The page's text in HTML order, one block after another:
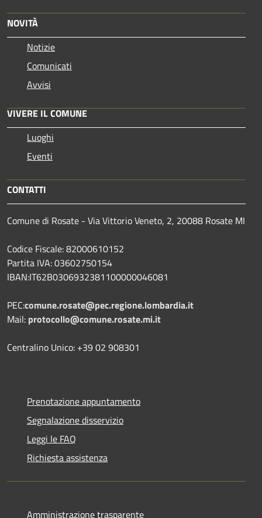
NOVITÀ
Notizie
Comunicati
Avvisi
VIVERE IL COMUNE
Luoghi
Eventi
CONTATTI
Comune di Rosate - Via Vittorio Veneto, 2, 20088 Rosate MI
Codice Fiscale: 82000610152
Partita IVA: 03602750154
IBAN:IT62B0306932381100000046081
PEC:comune.rosate@pec.regione.lombardia.it
Mail: protocollo@comune.rosate.mi.it
Centralino Unico: +39 02 908301
Prenotazione appuntamento
Segnalazione disservizio
Leggi le FAQ
Richiesta assistenza
Amministrazione trasparente